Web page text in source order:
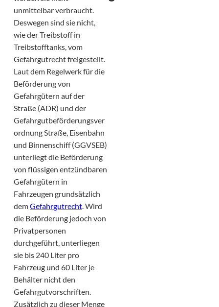
unmittelbar verbraucht.
Deswegen sind sie nicht,
wie der Treibstoff in
Treibstofftanks, vom
Gefahrgutrecht freigestellt.
Laut dem Regelwerk für die
Beförderung von
Gefahrgütern auf der
Straße (ADR) und der
Gefahrgutbeförderungsver
ordnung Straße, Eisenbahn
und Binnenschiff (GGVSEB)
unterliegt die Beförderung
von flüssigen entzündbaren
Gefahrgütern in
Fahrzeugen grundsätzlich
demGefahrgutrecht. Wird
die Beförderung jedoch von
Privatpersonen
durchgeführt, unterliegen
sie bis 240 Liter pro
Fahrzeug und 60 Liter je
Behälter nicht den
Gefahrgutvorschriften.
Zusätzlich zu dieser Menge